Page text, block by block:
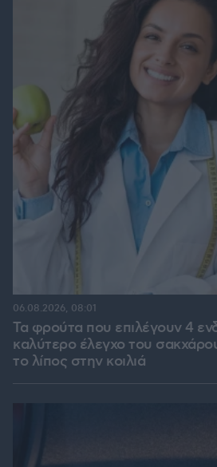
Τα φρούτα που επιλέγουν 4
καλύτερο έλεγχο του
το λίπος στην κοιλιά
06.08.2026, 08:01